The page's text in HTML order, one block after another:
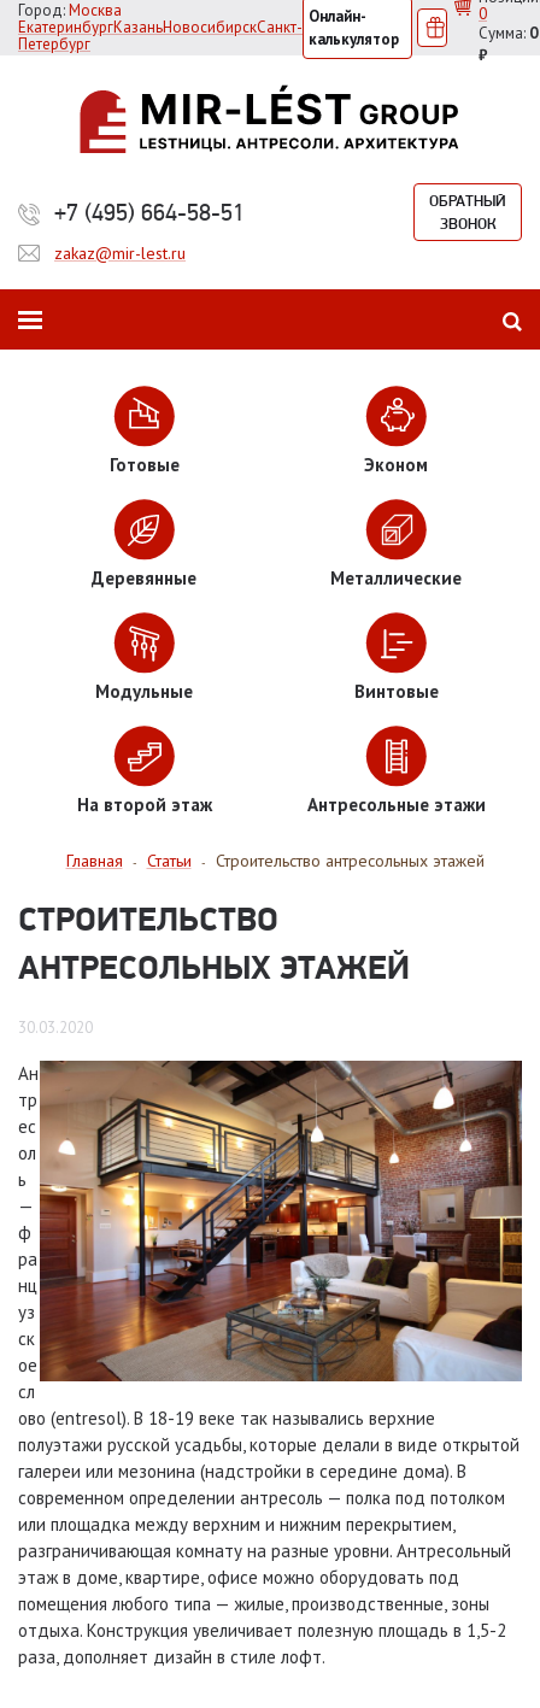
Город:Москва
ЕкатеринбургКазаньНовосибирскСанкт-
Петербург
Онлайн-
калькулятор
0
Сумма: 0
₽
+7 (495) 664-58-51
ОБРАТНЫЙ
ЗВОНОК
zakaz@mir-lest.ru
Готовые Эконом
Деревянные Металлические
Модульные Винтовые
На второй этаж Антресольные этажи
Главная - Статьи - Строительство антресольных этажей
СТРОИТЕЛЬСТВО
АНТРЕСОЛЬНЫХ ЭТАЖЕЙ
30.03.2020
Ан
тр
ес
ол
ь
—
ф
ра
нц
уз
ск
ое
сл
ово (entresol). В 18-19 веке так назывались верхние
полуэтажи русской усадьбы, которые делали в виде открытой
галереи или мезонина (надстройки в середине дома). В
современном определении антресоль — полка под потолком
или площадка между верхним и нижним перекрытием,
разграничивающая комнату на разные уровни. Антресольный
этаж в доме, квартире, офисе можно оборудовать под
помещения любого типа — жилые, производственные, зоны
отдыха. Конструкция увеличивает полезную площадь в 1,5-2
раза, дополняет дизайн в стиле лофт.